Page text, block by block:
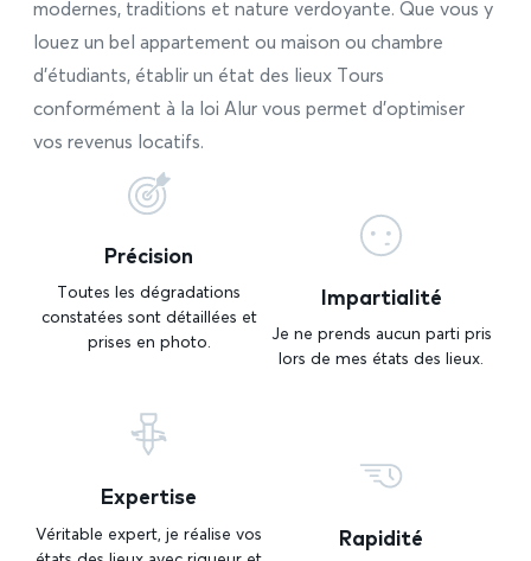
modernes, traditions et nature verdoyante. Que vous y
louez un bel appartement ou maison ou chambre
d’étudiants, établir un état des lieux Tours
conformément à la loi Alur vous permet d’optimiser
vos revenus locatifs.
Précision
Toutes les dégradations
constatées sont détaillées et
prises en photo.
Impartialité
Je ne prends aucun parti pris
lors de mes états des lieux.
Expertise
Véritable expert, je réalise vos
Rapidité